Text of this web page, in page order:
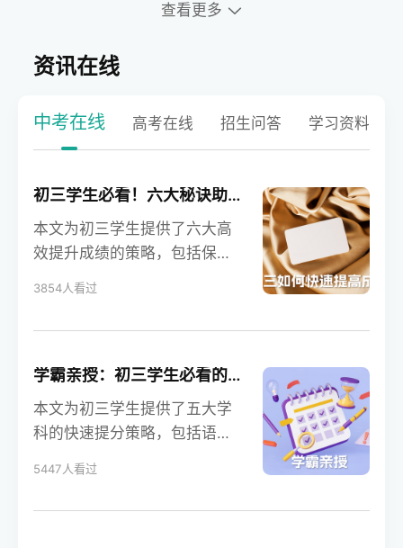
查看更多
资讯在线
中考在线 高考在线 招生问答 学习资料
初三学生必看！六大秘诀助你快速提升分数，实现成绩飞跃！
本文为初三学生提供了六大高
效提升成绩的策略，包括保证
学习效率和成绩。学校招生在
线提供专业指导，助力学生高
效备考，实现理想目标。
3854人看过
学霸亲授：初三学生必看的快速提高成绩的五大秘诀！
本文为初三学生提供了五大学
科的快速提分策略，包括语
法，学生可以显著提升学习效
5447人看过